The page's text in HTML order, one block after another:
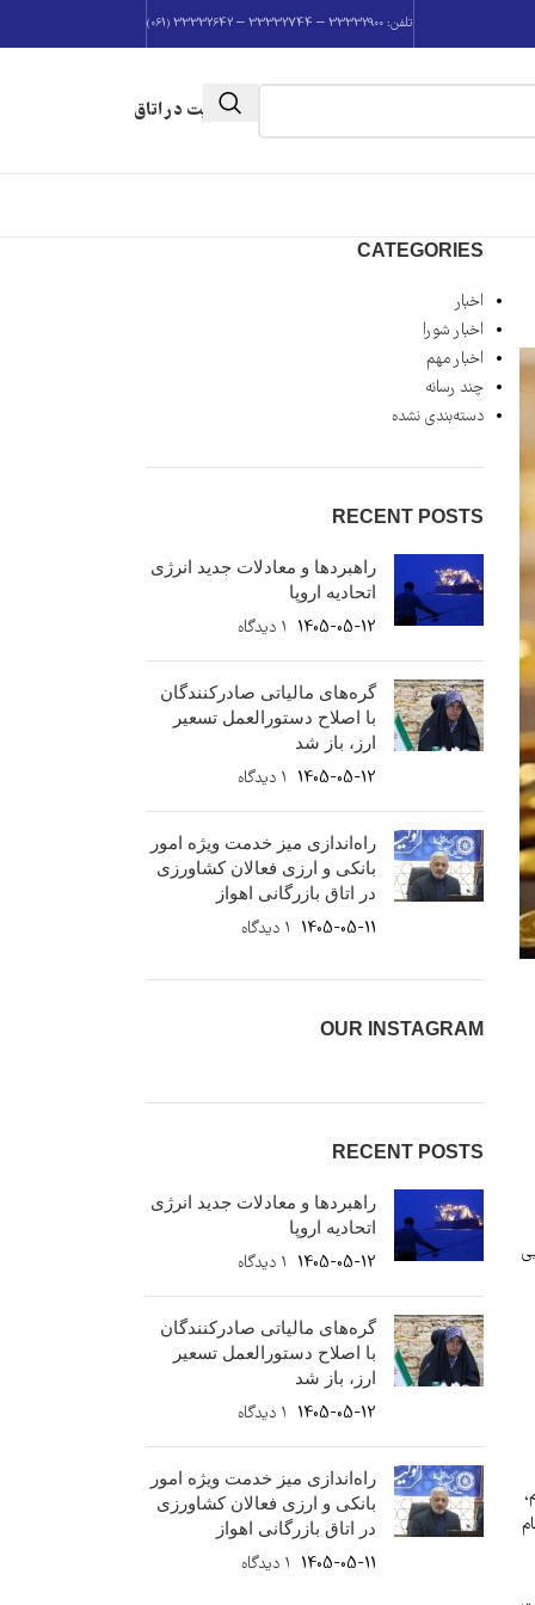
تلفن: 33332900 – 33332744 – 33332642 (061)
عضویت در اتاق
CATEGORIES
اخبار
اخبار شورا
اخبار مهم
چند رسانه
دسته‌بندی نشده
RECENT POSTS
راهبردها و معادلات جدید انرژی
اتحادیه اروپا
1405-05-12 ۱ دیدگاه
گره‌های مالیاتی صادرکنندگان
با اصلاح دستورالعمل تسعیر
ارز، باز شد
1405-05-12 ۱ دیدگاه
راه‌اندازی میز خدمت ویژه امور
بانکی و ارزی فعالان کشاورزی
در اتاق بازرگانی اهواز
1405-05-11 ۱ دیدگاه
OUR INSTAGRAM
RECENT POSTS
راهبردها و معادلات جدید انرژی
اتحادیه اروپا
1405-05-12 ۱ دیدگاه
گره‌های مالیاتی صادرکنندگان
با اصلاح دستورالعمل تسعیر
ارز، باز شد
1405-05-12 ۱ دیدگاه
راه‌اندازی میز خدمت ویژه امور
بانکی و ارزی فعالان کشاورزی
در اتاق بازرگانی اهواز
1405-05-11 ۱ دیدگاه